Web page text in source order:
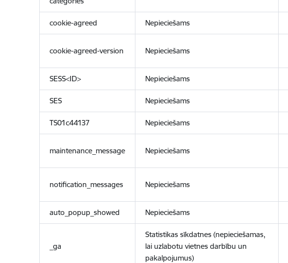
cookie-agreed Nepieciešams
cookie-agreed-version Nepieciešams
SESS<ID> Nepieciešams
SES Nepieciešams
TS01c44137 Nepieciešams
maintenance_message Nepieciešams
notification_messages Nepieciešams
auto_popup_showed Nepieciešams
_ga
Statistikas sīkdatnes (nepieciešamas,
lai uzlabotu vietnes darbību un
pakalpojumus)